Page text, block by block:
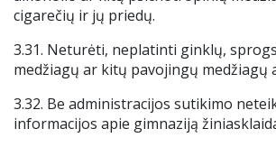
cigarečių ir jų priedų.
3.31. Neturėti, neplatinti ginklų,
medžiagų ar kitų pavojingų medžiagų
3.32. Be administracijos sutikimo
informacijos apie gimnaziją